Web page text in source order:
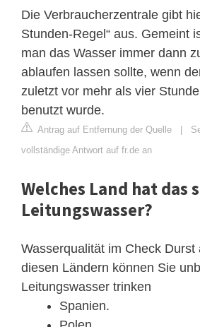
Die Verbraucherzentrale gibt
Stunden-Regel“ aus. Gemeint
man das Wasser immer dann
ablaufen lassen sollte, wenn
zuletzt vor mehr als vier
benutzt wurde.
Antrag auf Entfernung der Quelle |
vollständige Antwort auf fr.de an
Welches Land hat das
Leitungswasser?
Wasserqualität im Check Durst
diesen Ländern können Sie
Leitungswasser trinken
Spanien.